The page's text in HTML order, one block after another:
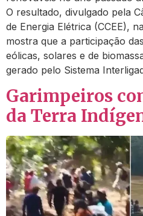
O resultado, divulgado pela
de Energia Elétrica (CCEE),
mostra que a participação
eólicas, solares e de
gerado pelo Sistema
Garimpeiros
da Terra